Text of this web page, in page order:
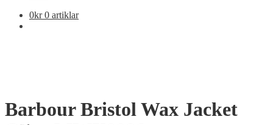
0kr 0 artiklar
Barbour Bristol Wax Jacket